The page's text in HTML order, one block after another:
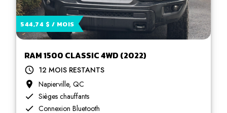
544,74 $ / MOIS
RAM 1500 CLASSIC 4WD (2022)
12 MOIS RESTANTS
Napierville, QC
Sièges chauffants
Connexion Bluetooth